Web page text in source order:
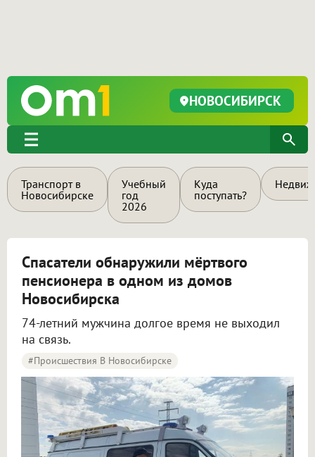
НОВОСИБИРСК
Транспорт в
Новосибирске
Учебный
год
2026
Куда
поступать?
Спасатели обнаружили мёртвого
пенсионера в одном из домов
Новосибирска
74-летний мужчина долгое время не выходил
на связь.
#Происшествия В Новосибирске